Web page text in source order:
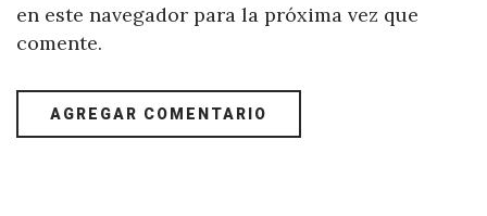
en este navegador para la próxima vez que
comente.